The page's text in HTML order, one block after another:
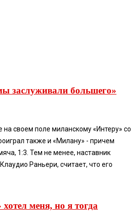
заслуживали большего»
на своем поле миланскому «Интеру» со
также и «Милану» - причем
1:3. Тем не менее, наставник
Раньери, считает, что его
меня, но я тогда